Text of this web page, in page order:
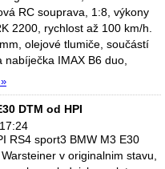
RC souprava, 1:8, výkony
2200, rychlost až 100 km/h.
olejové tlumiče, součástí
nabíječka IMAX B6 duo,
DTM od HPI
RS4 sport3 BMW M3 E30
v originalnim stavu,